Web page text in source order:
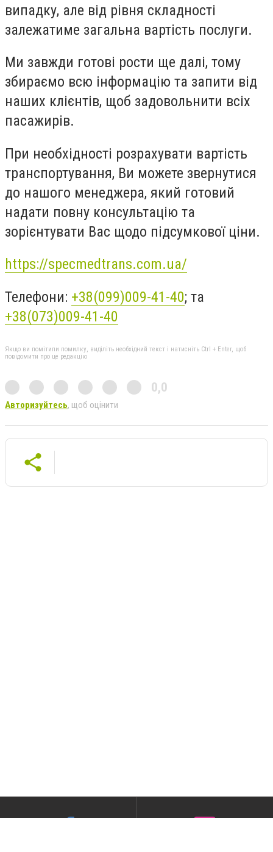
випадку, але від рівня складності
залежатиме загальна вартість послуги.
Ми завжди готові рости ще далі, тому
збираємо всю інформацію та запити від
наших клієнтів, щоб задовольнити всіх
пасажирів.
При необхідності розрахувати вартість
транспортування, Ви можете звернутися
до нашого менеджера, який готовий
надати повну консультацію та
зорієнтувати Вас щодо підсумкової ціни.
https://specmedtrans.com.ua/
Телефони: +38(099)009-41-40; та
+38(073)009-41-40
Якщо ви помітили помилку, виділіть необхідний текст і натисніть Ctrl + Enter, щоб
повідомити про це редакцію
0,0
Авторизуйтесь, щоб оцінити